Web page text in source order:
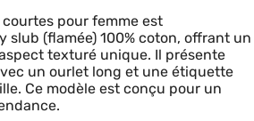
pour femme est
slub (flamée) 100% coton, offrant un
texturé unique. Il présente
un ourlet long et une étiquette
Ce modèle est conçu pour un